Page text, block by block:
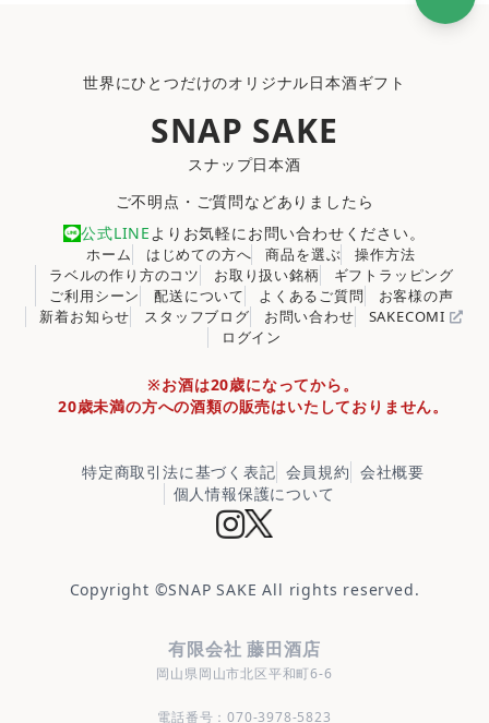
世界にひとつだけのオリジナル日本酒ギフト
SNAP SAKE
スナップ日本酒
ご不明点・ご質問などありましたら
公式LINEよりお気軽にお問い合わせください。
ホーム はじめての方へ 商品を選ぶ
操作方法
ラベルの作り方のコツ
お取り扱い銘柄
ギフトラッピング
ご利用シーン
配送について よくあるご質問
お客様の声
新着お知らせ
スタッフブログ お問い合わせ
SAKECOMI
ログイン
※お酒は20歳になってから。
20歳未満の方への酒類の販売はいたしておりません。
特定商取引法に基づく表記 会員規約 会社概要
個人情報保護について
Copyright ©SNAP SAKE All rights reserved.
有限会社 藤田酒店
岡山県岡山市北区平和町6-6
電話番号：070-3978-5823